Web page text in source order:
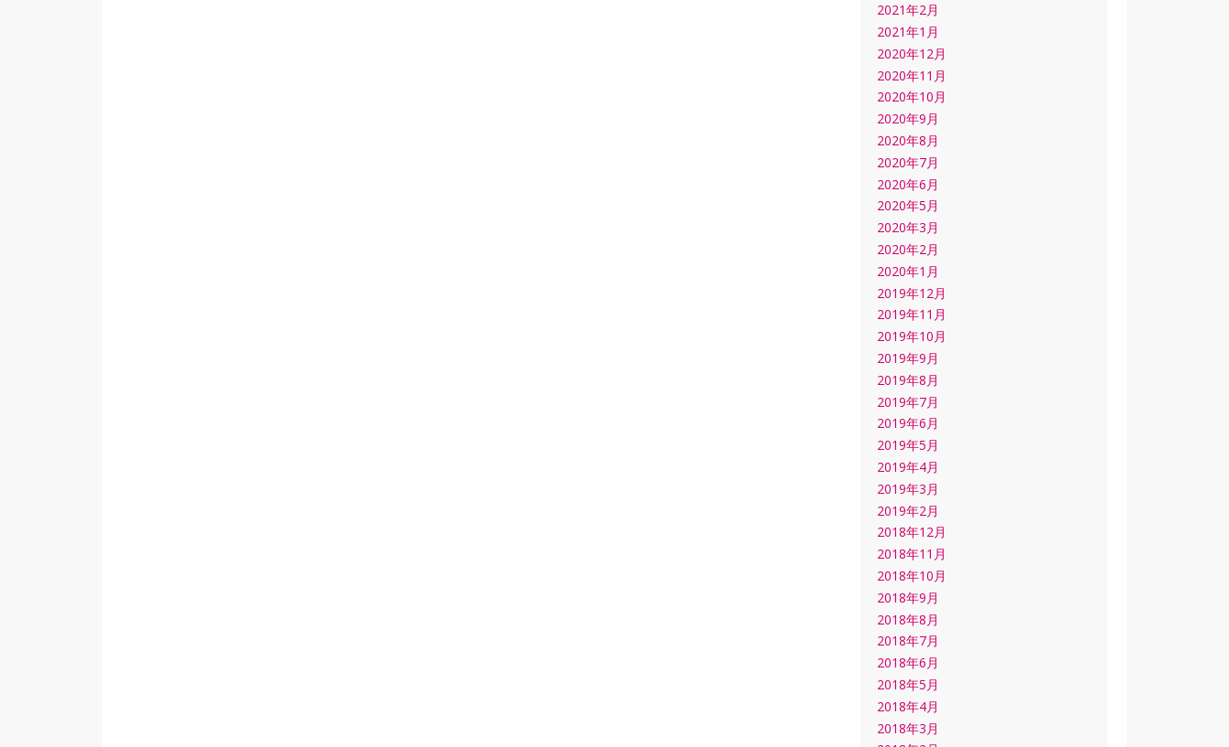
2021年2月
2021年1月
2020年12月
2020年11月
2020年10月
2020年9月
2020年8月
2020年7月
2020年6月
2020年5月
2020年3月
2020年2月
2020年1月
2019年12月
2019年11月
2019年10月
2019年9月
2019年8月
2019年7月
2019年6月
2019年5月
2019年4月
2019年3月
2019年2月
2018年12月
2018年11月
2018年10月
2018年9月
2018年8月
2018年7月
2018年6月
2018年5月
2018年4月
2018年3月